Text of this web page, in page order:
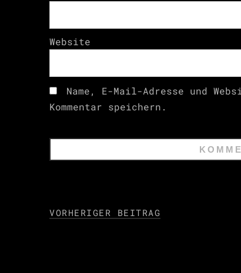
Website
Name, E-Mail-Adresse und
Kommentar speichern.
VORHERIGER BEITRAG